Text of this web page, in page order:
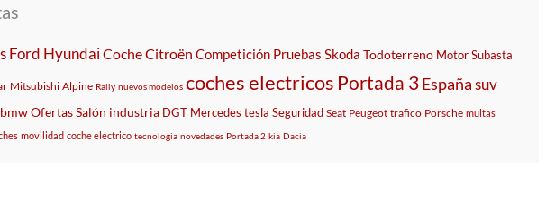
Ford HyundaiCocheCitroën Competición Pruebas Skoda Todoterreno MotorSubasta
Mitsubishi Alpine Rally nuevos modelos coches electricos Portada 3Españasuv
bmwOfertasSalón industria DGT Mercedes tesla Seguridad Seat Peugeot trafico Porsche multas
movilidad coche electrico tecnologia novedades Portada 2 kia Dacia